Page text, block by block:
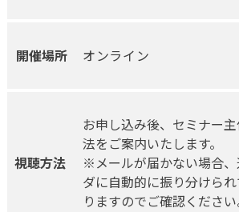
開催場所 オンライン
視聴方法
お申し込み後、セミナー
法をご案内いたします。
※メールが届かない場合
ダに自動的に振り分けら
りますのでご確認ください